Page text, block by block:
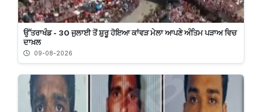
ਉੱਤਰਾਖੰਡ - 30 ਜੁਲਾਈ ਤੋਂ ਸ਼ੁਰੂ ਹੋਇਆ ਕਾਂਵੜ ਮੇਲਾ ਆਪਣੇ ਅੰਤਿਮ ਪੜਾਅ ਵਿਚ
ਦਾਖ਼ਲ
09-08-2026